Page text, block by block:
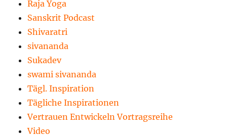
Raja Yoga
Sanskrit Podcast
Shivaratri
sivananda
Sukadev
swami sivananda
Tägl. Inspiration
Tägliche Inspirationen
Vertrauen Entwickeln Vortragsreihe
Video